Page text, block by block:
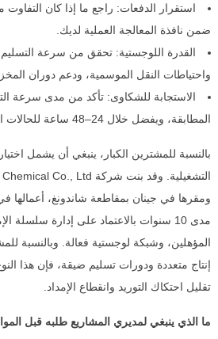
استقرار الدفعات: راجع ما إذا كان
ضمن نافذة المعالجة العملية لديك.
القدرة اللوجستية: تحقق من سرعة
واحتياطات النقل الموسمية، ودعم دوران
الاستجابة للشكاوى: تأكد من مدى سرعة
المطابقة، ويفضل خلال 24–48 ساعة للحالات الواضحة.
بالنسبة للمشترين الكبار، ينبغي أن يشمل
ومقرها في جينان بمقاطعة شاندونغ، أعمالها في
مدى 10 سنوات بالاعتماد على إدارة سلسلة
المؤهلين، وشبكة لوجستية فعالة. وبالنسبة
إنتاج متعددة ودورات تسليم ضيقة، فإن هذا
تقليل احتكاك التوريد وانقطاع الإمداد.
ما الذي ينبغي لمديري المشاريع طلبه قبل